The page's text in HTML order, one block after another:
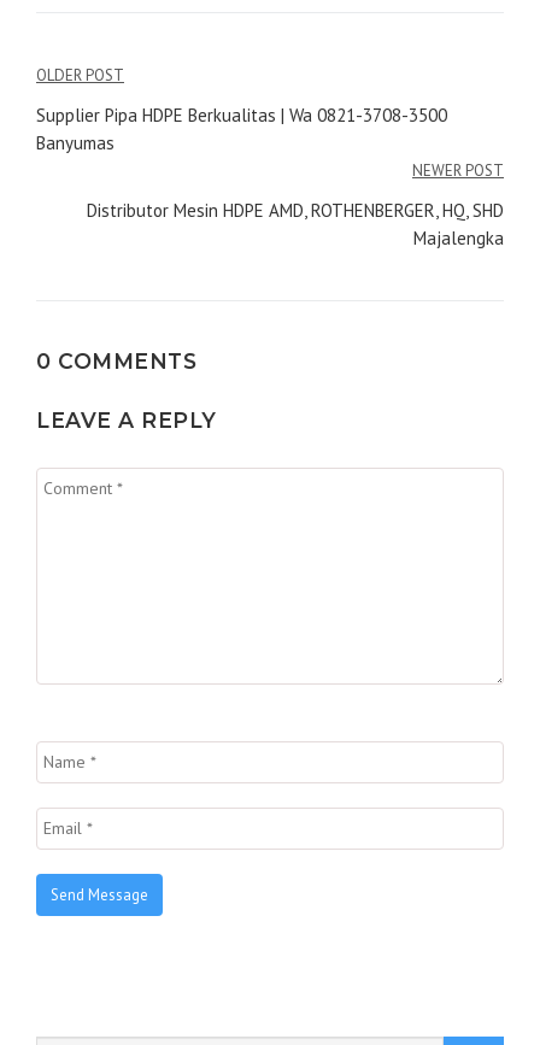
Navigasi
pos
OLDER POST
Supplier Pipa HDPE Berkualitas | Wa 0821-3708-3500
Banyumas
NEWER POST
Distributor Mesin HDPE AMD, ROTHENBERGER, HQ, SHD
Majalengka
0 COMMENTS
LEAVE A REPLY